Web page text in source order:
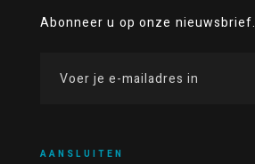
Abonneer u op onze nieuwsbrief.
AANSLUITEN